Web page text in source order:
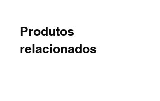
Produtos
relacionados